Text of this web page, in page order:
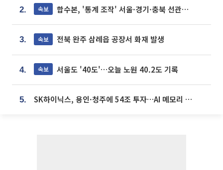
2. 속보 합수본, '통계 조작' 서울·경기·충북 선관위 등 추가 압수수색
3. 속보 전북 완주 삼례읍 공장서 화재 발생
4. 속보 서울도 '40도'…오늘 노원 40.2도 기록
5. SK하이닉스, 용인·청주에 54조 투자…AI 메모리 생산기지 키운다